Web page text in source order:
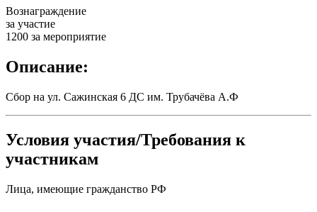
Вознаграждение
за участие
1200 за мероприятие
Описание:
Сбор на ул. Сажинская 6 ДС им. Трубачёва А.Ф
Условия участия/Требования к
участникам
Лица, имеющие гражданство РФ